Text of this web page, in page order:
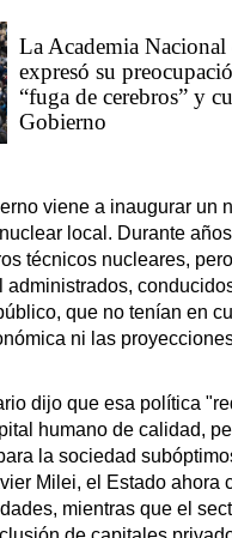
La Academia Nacional
expresó su
“fuga de cerebros” y
Gobierno
viene a inaugurar un
local. Durante
técnicos nucleares,
administrados,
que no tenían en
ni las
dijo que esa política
humano de calidad,
la sociedad
Milei, el Estado ahora
mientras que el